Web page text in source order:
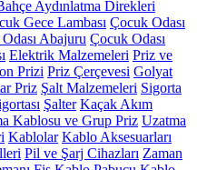
Aydınlatma Direkleri
Gece Lambası Çocuk Odası
Abajuru Çocuk Odası
Elektrik Malzemeleri Priz ve
Prizi Priz Çerçevesi Golyat
Priz Şalt Malzemeleri Sigorta
Şalter Kaçak Akım
Kablosu ve Grup Priz Uzatma
Kablolar Kablo Aksesuarları
Pil ve Şarj Cihazları Zaman